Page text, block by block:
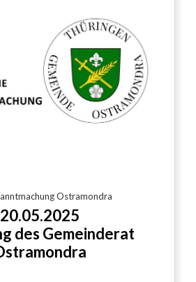
Ostramondra
20.05.2025
des Gemeinderat